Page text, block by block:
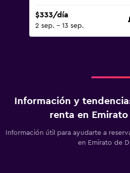
$333/día
2 sep. - 13 sep.
Información y
renta en
Información útil para ayudarte a
en Emirato de